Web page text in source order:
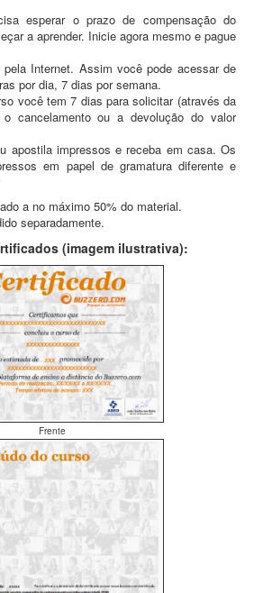
esperar o prazo de compensação do
a aprender. Inicie agora mesmo e pague
Internet. Assim você pode acessar de
por dia, 7 dias por semana.
você tem 7 dias para solicitar (através da
cancelamento ou a devolução do valor
apostila impressos e receba em casa. Os
em papel de gramatura diferente e
a no máximo 50% do material.
separadamente.
(imagem ilustrativa):
Frente